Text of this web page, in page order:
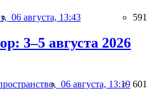
06 августа, 13:43 591
3–5 августа 2026
06 августа, 13:19 601